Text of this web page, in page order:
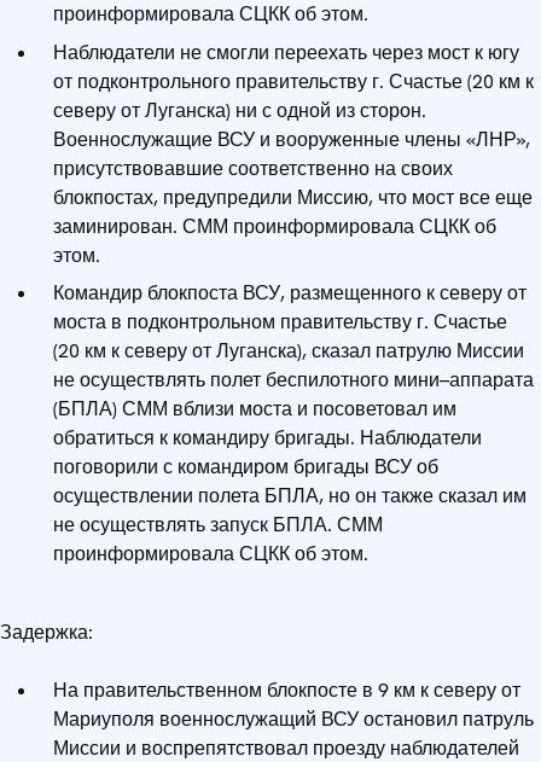
проинформировала СЦКК об этом.
Наблюдатели не смогли переехать через мост к югу
от подконтрольного правительству г. Счастье (20 км к
северу от Луганска) ни с одной из сторон.
Военнослужащие ВСУ и вооруженные члены «ЛНР»,
присутствовавшие соответственно на своих
блокпостах, предупредили Миссию, что мост все еще
заминирован. СММ проинформировала СЦКК об
этом.
Командир блокпоста ВСУ, размещенного к северу от
моста в подконтрольном правительству г. Счастье
(20 км к северу от Луганска), сказал патрулю Миссии
не осуществлять полет беспилотного мини–аппарата
(БПЛА) СММ вблизи моста и посоветовал им
обратиться к командиру бригады. Наблюдатели
поговорили с командиром бригады ВСУ об
осуществлении полета БПЛА, но он также сказал им
не осуществлять запуск БПЛА. СММ
проинформировала СЦКК об этом.
Задержка:
На правительственном блокпосте в 9 км к северу от
Мариуполя военнослужащий ВСУ остановил патруль
Миссии и воспрепятствовал проезду наблюдателей